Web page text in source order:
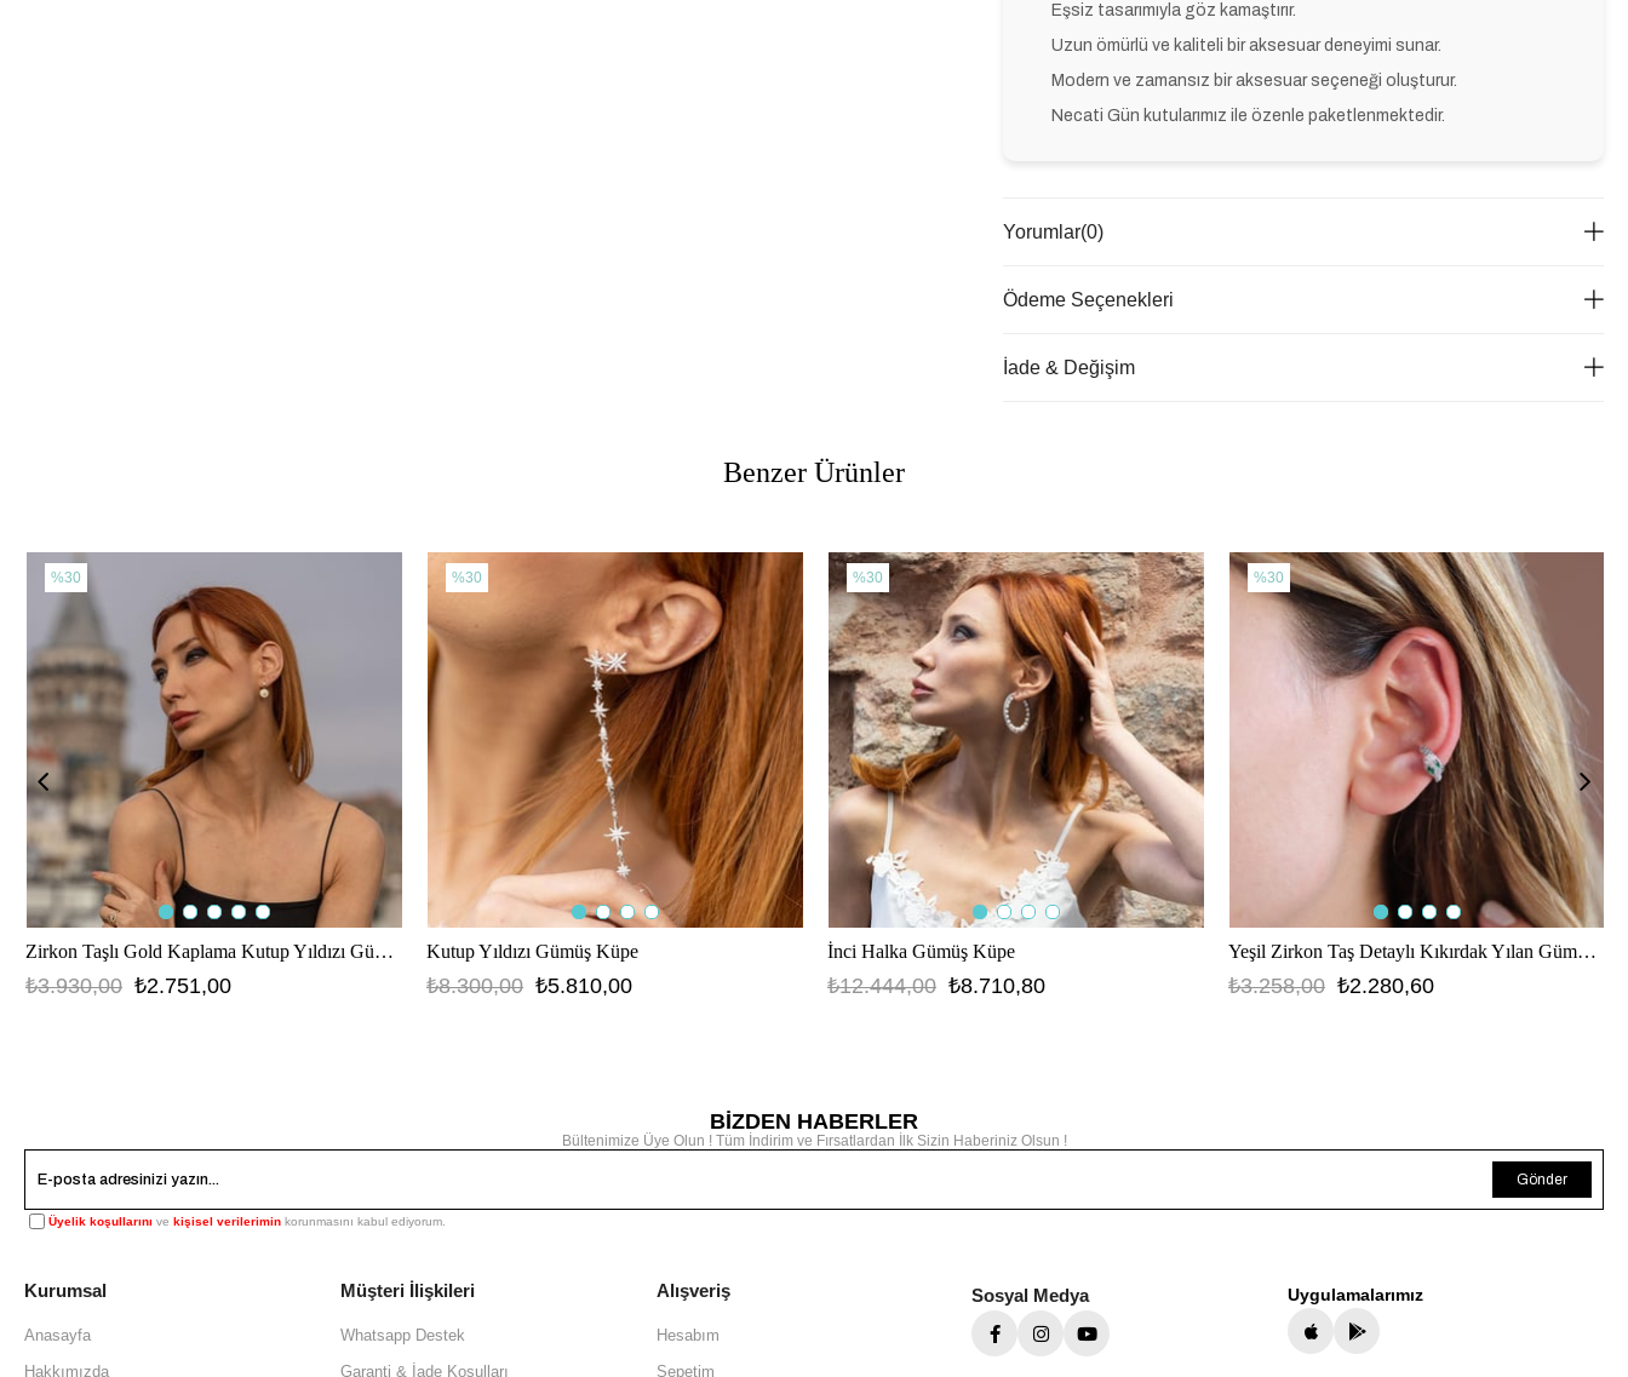
Eşsiz tasarımıyla göz kamaştırır.
Uzun ömürlü ve kaliteli bir aksesuar deneyimi sunar.
Modern ve zamansız bir aksesuar seçeneği oluşturur.
Necati Gün kutularımız ile özenle paketlenmektedir.
Yorumlar(0)
Ödeme Seçenekleri
İade & Değişim
Benzer Ürünler
Zirkon Taşlı Gold Kaplama Kutup Yıldızı Gümüş Küpe
₺2.751,00
₺3.930,00
%30
Kutup Yıldızı Gümüş Küpe
₺5.810,00
₺8.300,00
%30
İnci Halka Gümüş Küpe
₺8.710,80
₺12.444,00
%30
Yeşil Zirkon Taş Detaylı Kıkırdak Yılan Gümüş Küpe
₺2.280,60
₺3.258,00
%30
BİZDEN HABERLER
Bültenimize Üye Olun ! Tüm İndirim ve Fırsatlardan İlk Sizin Haberiniz Olsun !
Gönder
Üyelik koşullarını ve kişisel verilerimin korunmasını kabul ediyorum.
Kurumsal
Anasayfa
Hakkımızda
Müşteri İlişkileri
Whatsapp Destek
Garanti & İade Koşulları
Alışveriş
Hesabım
Sepetim
Sosyal Medya Uygulamalarımız